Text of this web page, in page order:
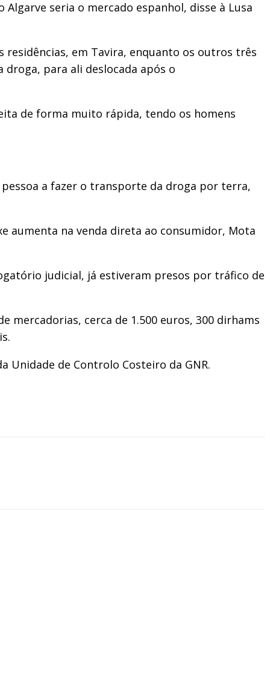
Algarve seria o mercado espanhol, disse à Lusa
residências, em Tavira, enquanto os outros três
para ali deslocada após o
de forma muito rápida, tendo os homens
a fazer o transporte da droga por terra,
aumenta na venda direta ao consumidor, Mota
judicial, já estiveram presos por tráfico de
mercadorias, cerca de 1.500 euros, 300 dirhams
Unidade de Controlo Costeiro da GNR.